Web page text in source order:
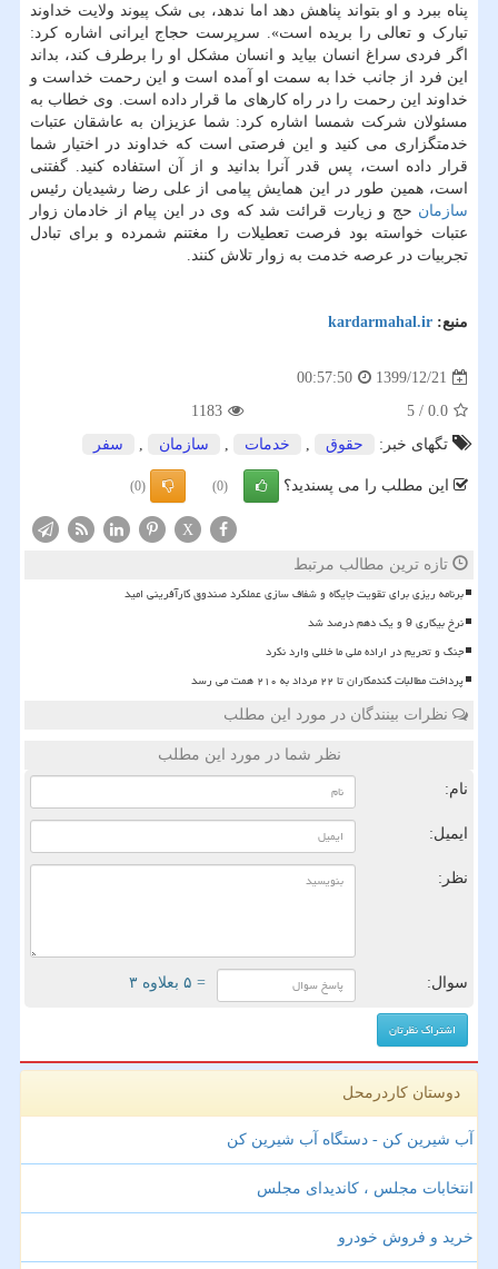
پناه ببرد و او بتواند پناهش دهد اما ندهد، بی شک پیوند ولایت خداوند
تبارک و تعالی را بریده است». سرپرست حجاج ایرانی اشاره کرد:
اگر فردی سراغ انسان بیاید و انسان مشکل او را برطرف کند، بداند
این فرد از جانب خدا به سمت او آمده است و این رحمت خداست و
خداوند این رحمت را در راه کارهای ما قرار داده است. وی خطاب به
مسئولان شرکت شمسا اشاره کرد: شما عزیزان به عاشقان عتبات
خدمتگزاری می کنید و این فرصتی است که خداوند در اختیار شما
قرار داده است، پس قدر آنرا بدانید و از آن استفاده کنید. گفتنی
است، همین طور در این همایش پیامی از علی رضا رشیدیان رئیس
سازمان حج و زیارت قرائت شد که وی در این پیام از خادمان زوار
عتبات خواسته بود فرصت تعطیلات را مغتنم شمرده و برای تبادل
تجربیات در عرصه خدمت به زوار تلاش کنند.
منبع: kardarmahal.ir
1399/12/21
00:57:50
0.0
/
5
1183
تگهای خبر:
حقوق , خدمات , سازمان , سفر
این مطلب را می پسندید؟ (0)
(0)
X
تازه ترین مطالب مرتبط
برنامه ریزی برای تقویت جایگاه و شفاف سازی عملکرد صندوق کارآفرینی امید
نرخ بیکاری 9 و یک دهم درصد شد
جنگ و تحریم در اراده ملی ما خللی وارد نکرد
پرداخت مطالبات گندمکاران تا ۲۲ مرداد به ۲۱۰ همت می رسد
نظرات بینندگان در مورد این مطلب
نظر شما در مورد این مطلب
نام:
ایمیل:
نظر:
سوال: = ۵ بعلاوه ۳
دوستان کاردرمحل
آب شیرین کن - دستگاه آب شیرین کن
انتخابات مجلس ، کاندیدای مجلس
خرید و فروش خودرو